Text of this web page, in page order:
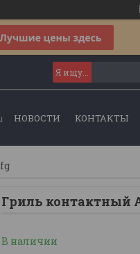
НОВОСТИ КОНТАКТЫ
Гриль контактный
В наличии